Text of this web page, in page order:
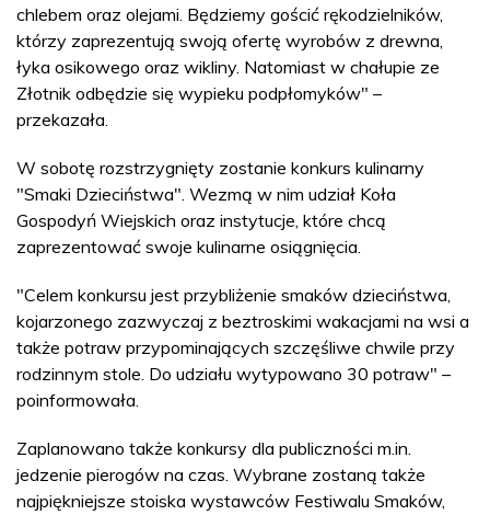
chlebem oraz olejami. Będziemy gościć rękodzielników,
którzy zaprezentują swoją ofertę wyrobów z drewna,
łyka osikowego oraz wikliny. Natomiast w chałupie ze
Złotnik odbędzie się wypieku podpłomyków" –
przekazała.
W sobotę rozstrzygnięty zostanie konkurs kulinarny
"Smaki Dzieciństwa". Wezmą w nim udział Koła
Gospodyń Wiejskich oraz instytucje, które chcą
zaprezentować swoje kulinarne osiągnięcia.
"Celem konkursu jest przybliżenie smaków dzieciństwa,
kojarzonego zazwyczaj z beztroskimi wakacjami na wsi a
także potraw przypominających szczęśliwe chwile przy
rodzinnym stole. Do udziału wytypowano 30 potraw" –
poinformowała.
Zaplanowano także konkursy dla publiczności m.in.
jedzenie pierogów na czas. Wybrane zostaną także
najpiękniejsze stoiska wystawców Festiwalu Smaków,